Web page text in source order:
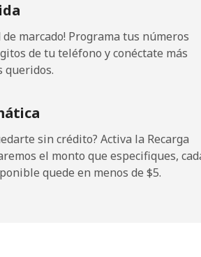
marcado! Programa tus números
de tu teléfono y conéctate más
queridos.
sin crédito? Activa la Recarga
el monto que especifiques,
quede en menos de ⁦$5⁩.